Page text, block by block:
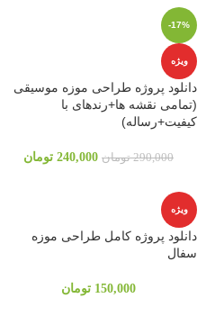
-17%
ویژه
دانلود پروژه طراحی موزه موسیقی
(تمامی نقشه ها+رندهای با
کیفیت+رساله)
290,000 تومان 240,000 تومان
ویژه
دانلود پروژه کامل طراحی موزه
سفال
150,000 تومان